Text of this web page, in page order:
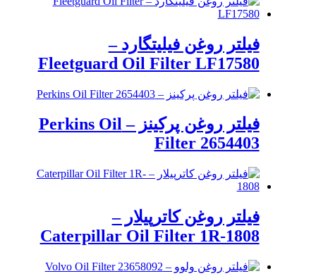
فیلتر روغن فیلیتگارد –
Fleetguard Oil Filter LF17580
فیلتر روغن پرکینز – Perkins Oil
Filter 2654403
فیلتر روغن کاترپیلار –
Caterpillar Oil Filter 1R-1808